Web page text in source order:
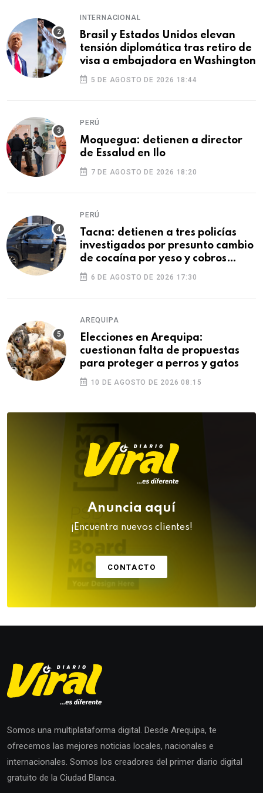
INTERNACIONAL
Brasil y Estados Unidos elevan
tensión diplomática tras retiro de
visa a embajadora en Washington
5 DE AGOSTO DE 2026 18:44
PERÚ
Moquegua: detienen a director
de Essalud en Ilo
7 DE AGOSTO DE 2026 18:20
PERÚ
Tacna: detienen a tres policías
investigados por presunto cambio
de cocaína por yeso y cobros
ilegales
6 DE AGOSTO DE 2026 17:30
AREQUIPA
Elecciones en Arequipa:
cuestionan falta de propuestas
para proteger a perros y gatos
10 DE AGOSTO DE 2026 08:15
Anuncia aquí
¡Encuentra nuevos clientes!
CONTACTO
Somos una multiplataforma digital. Desde Arequipa, te
ofrecemos las mejores noticias locales, nacionales e
internacionales. Somos los creadores del primer diario digital
gratuito de la Ciudad Blanca.